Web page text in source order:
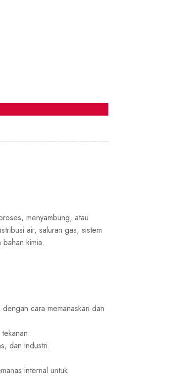
menyambung, atau
air, saluran gas, sistem
kimia.
cara memanaskan dan
dan industri.
internal untuk